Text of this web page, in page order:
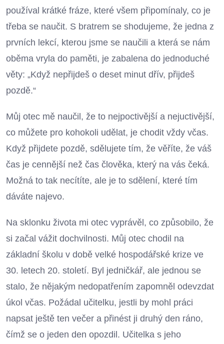
používal krátké fráze, které všem připomínaly, co je
třeba se naučit. S bratrem se shodujeme, že jedna z
prvních lekcí, kterou jsme se naučili a která se nám
oběma vryla do paměti, je zabalena do jednoduché
věty: „Když nepřijdeš o deset minut dřív, přijdeš
pozdě.“
Můj otec mě naučil, že to nejpoctivější a nejuctivější,
co můžete pro kohokoli udělat, je chodit vždy včas.
Když přijdete pozdě, sdělujete tím, že věříte, že váš
čas je cennější než čas člověka, který na vás čeká.
Možná to tak necítíte, ale je to sdělení, které tím
dáváte najevo.
Na sklonku života mi otec vyprávěl, co způsobilo, že
si začal vážit dochvilnosti. Můj otec chodil na
základní školu v době velké hospodářské krize ve
30. letech 20. století. Byl jedničkář, ale jednou se
stalo, že nějakým nedopatřením zapomněl odevzdat
úkol včas. Požádal učitelku, jestli by mohl práci
napsat ještě ten večer a přinést ji druhý den ráno,
čímž se o jeden den opozdil. Učitelka s jeho